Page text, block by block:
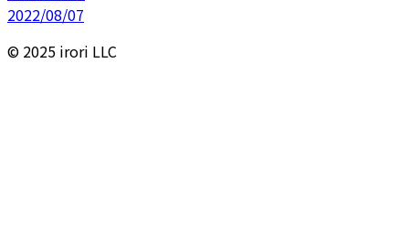
2022/08/07
© 2025 irori LLC